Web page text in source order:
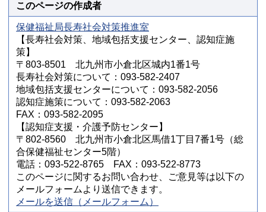
このページの作成者
保健福祉局長寿社会対策推進室
【長寿社会対策、地域包括支援センター、認知症施
策】
〒803-8501 北九州市小倉北区城内1番1号
長寿社会対策について：093-582-2407
地域包括支援センターについて：093-582-2056
認知症施策について：093-582-2063
FAX：093-582-2095
【認知症支援・介護予防センター】
〒802-8560 北九州市小倉北区馬借1丁目7番1号（総
合保健福祉センター5階）
電話：093-522-8765 FAX：093-522-8773
このページに関するお問い合わせ、ご意見等は以下の
メールフォームより送信できます。
メールを送信（メールフォーム）